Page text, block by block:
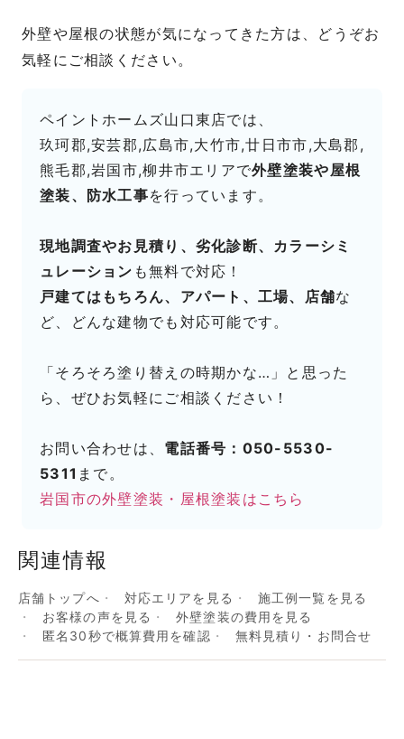
外壁や屋根の状態が気になってきた方は、どうぞお
気軽にご相談ください。
ペイントホームズ山口東店では、
玖珂郡,安芸郡,広島市,大竹市,廿日市市,大島郡,
熊毛郡,岩国市,柳井市エリアで外壁塗装や屋根
塗装、防水工事を行っています。
現地調査やお見積り、劣化診断、カラーシミ
ュレーション も無料で対応！
戸建てはもちろん、アパート、工場、店舗な
ど、どんな建物でも対応可能です。
「そろそろ塗り替えの時期かな…」と思った
ら、ぜひお気軽にご相談ください！
お問い合わせは、 電話番号：050-5530-
5311 まで。
岩国市の外壁塗装・屋根塗装はこちら
関連情報
店舗トップへ 対応エリアを見る
施工例一覧を見る
お客様の声を見る
外壁塗装の費用を見る
匿名30秒で概算費用を確認
無料見積り・お問合せ